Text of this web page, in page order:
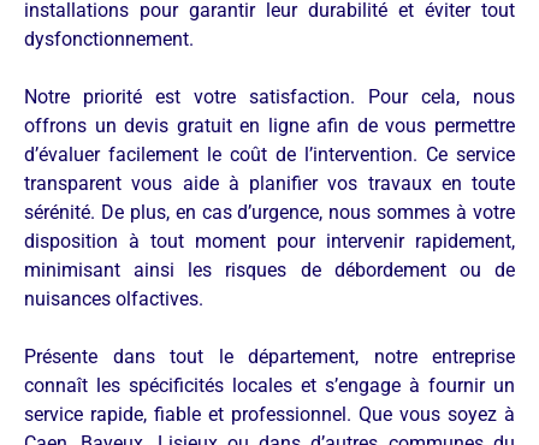
installations pour garantir leur durabilité et éviter tout
dysfonctionnement.
Notre priorité est votre satisfaction. Pour cela, nous
offrons un devis gratuit en ligne afin de vous permettre
d’évaluer facilement le coût de l’intervention. Ce service
transparent vous aide à planifier vos travaux en toute
sérénité. De plus, en cas d’urgence, nous sommes à votre
disposition à tout moment pour intervenir rapidement,
minimisant ainsi les risques de débordement ou de
nuisances olfactives.
Présente dans tout le département, notre entreprise
connaît les spécificités locales et s’engage à fournir un
service rapide, fiable et professionnel. Que vous soyez à